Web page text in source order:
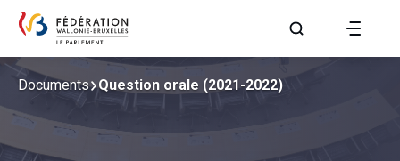
Aller à la page
Documents Question orale (2021-2022)